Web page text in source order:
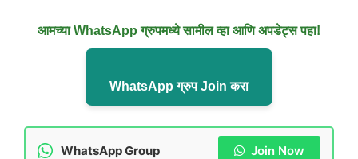
आमच्या WhatsApp ग्रुपमध्ये सामील व्हा आणि अपडेट्स पहा!
WhatsApp ग्रुप Join करा
WhatsApp Group Join Now